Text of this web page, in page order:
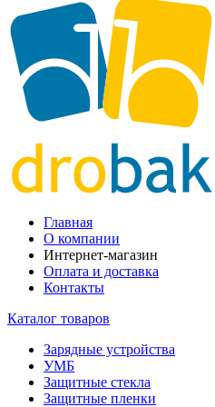
Главная
О компании
Интернет-магазин
Оплата и доставка
Контакты
Каталог товаров
Зарядные устройства
УМБ
Защитные стекла
Защитные пленки